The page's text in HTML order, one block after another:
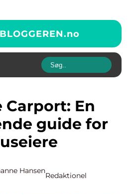
no
guide for
Hansen
Redaktionel